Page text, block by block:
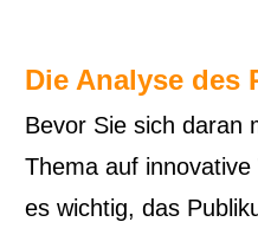
Die Analyse des
Bevor Sie sich daran
Thema auf
es wichtig, das